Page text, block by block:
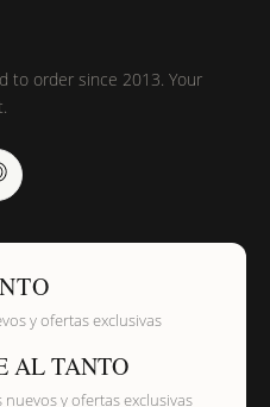
to order since 2013. Your
y ofertas exclusivas
AL TANTO
y ofertas exclusivas